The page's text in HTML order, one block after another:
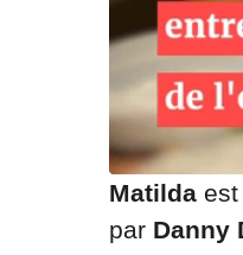
Matilda
par Danny